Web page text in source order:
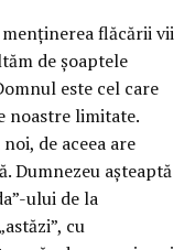
flăcării vii
de șoaptele
este cel care
noastre limitate.
de aceea are
Dumnezeu așteaptă
ului de la
cu